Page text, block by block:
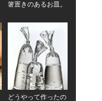
箸置きのあるお皿。
どうやって作ったの